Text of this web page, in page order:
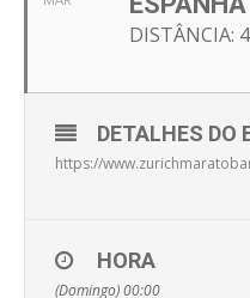
DISTÂNCIA:
DETALHES DO
https://
HORA
(Domingo) 00:00